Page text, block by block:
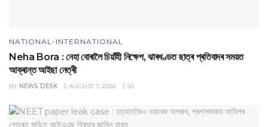
NATIONAL-INTERNATIONAL
Neha Bora : নেহা বোৰালৈ চিয়াঁহী নিক্ষেপ, ঝাৰখণ্ডত ছাত্ৰ প্ৰতিবাদৰ সময়ত
আক্ৰান্ত আইছা নেত্ৰী
BY NEWS DESK AUGUST 7, 2026 50